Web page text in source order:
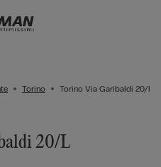
Torino Torino Via Garibaldi 20/l
20/l